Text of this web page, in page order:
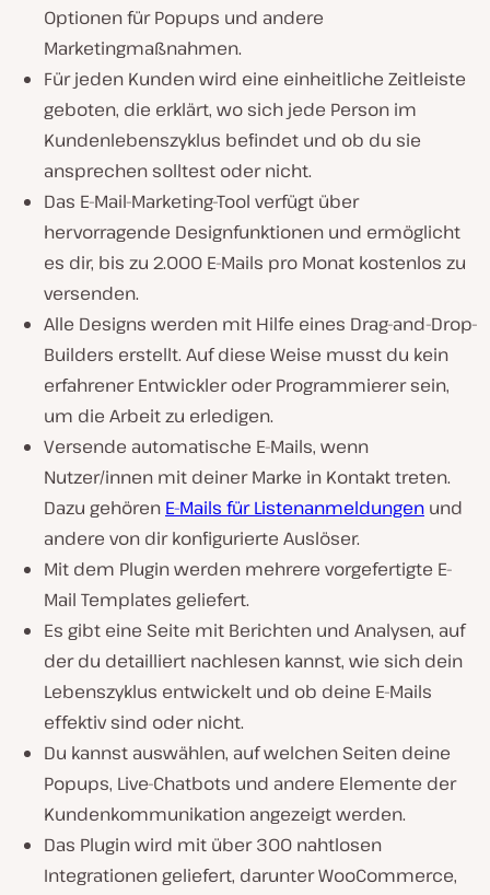
Optionen für Popups und andere
Marketingmaßnahmen.
Für jeden Kunden wird eine einheitliche Zeitleiste
geboten, die erklärt, wo sich jede Person im
Kundenlebenszyklus befindet und ob du sie
ansprechen solltest oder nicht.
Das E-Mail-Marketing-Tool verfügt über
hervorragende Designfunktionen und ermöglicht
es dir, bis zu 2.000 E-Mails pro Monat kostenlos zu
versenden.
Alle Designs werden mit Hilfe eines Drag-and-Drop-
Builders erstellt. Auf diese Weise musst du kein
erfahrener Entwickler oder Programmierer sein,
um die Arbeit zu erledigen.
Versende automatische E-Mails, wenn
Nutzer/innen mit deiner Marke in Kontakt treten.
Dazu gehören E-Mails für Listenanmeldungen und
andere von dir konfigurierte Auslöser.
Mit dem Plugin werden mehrere vorgefertigte E-
Mail Templates geliefert.
Es gibt eine Seite mit Berichten und Analysen, auf
der du detailliert nachlesen kannst, wie sich dein
Lebenszyklus entwickelt und ob deine E-Mails
effektiv sind oder nicht.
Du kannst auswählen, auf welchen Seiten deine
Popups, Live-Chatbots und andere Elemente der
Kundenkommunikation angezeigt werden.
Das Plugin wird mit über 300 nahtlosen
Integrationen geliefert, darunter WooCommerce,